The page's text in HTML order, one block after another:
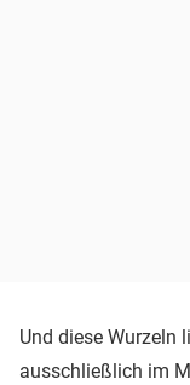
Und diese Wurzeln
ausschließlich im